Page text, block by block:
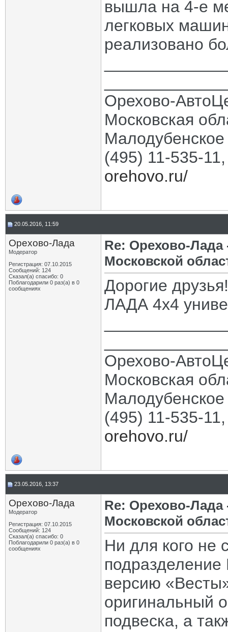
вышла на 4-е
легковых
реализовано
Орехово-
Московская
(495) 11-535-
orehovo.ru/
20.05.2016, 11:59
Орехово-Лада
Модератор
Регистрация: 07.10.2015
Сообщений: 124
Сказал(а) спасибо: 0
Поблагодарили 0 раз(а) в 0
сообщениях
Re: Орехово-
Московской
Дорогие
ЛАДА 4х4
Орехово-
Московская
(495) 11-535-
orehovo.ru/
23.05.2016, 13:37
Орехово-Лада
Модератор
Регистрация: 07.10.2015
Сообщений: 124
Сказал(а) спасибо: 0
Поблагодарили 0 раз(а) в 0
сообщениях
Re: Орехово-
Московской
Ни для кого не
подразделение
версию
оригинальный
подвеска, а